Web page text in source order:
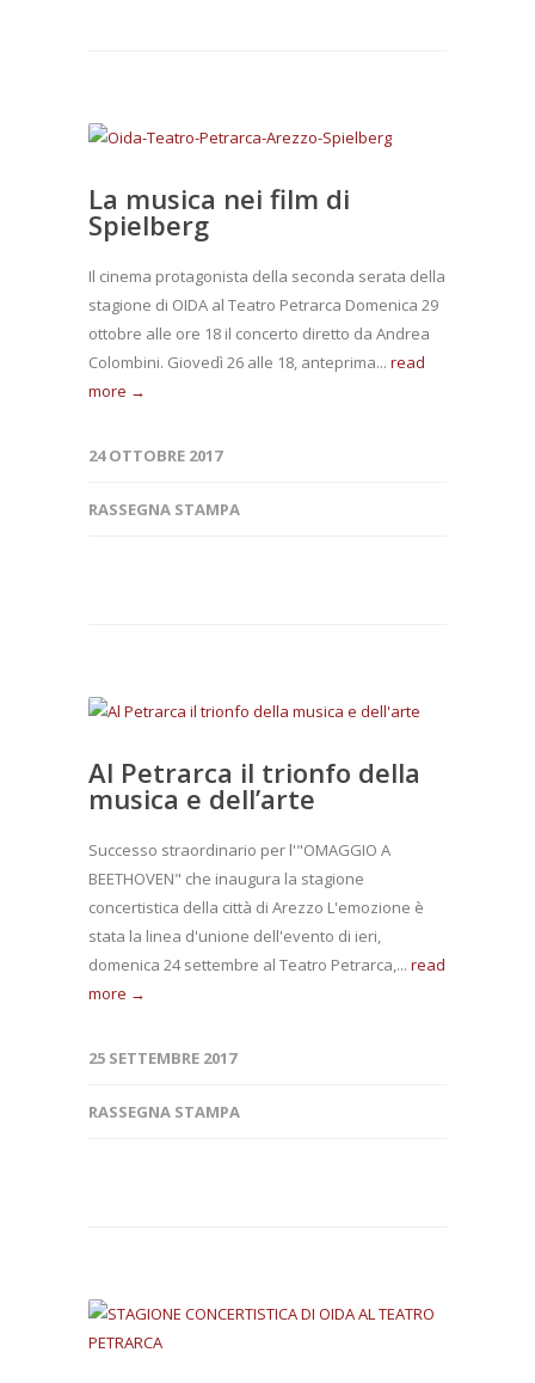
La musica nei film di
Spielberg
Il cinema protagonista della seconda serata della
stagione di OIDA al Teatro Petrarca Domenica 29
ottobre alle ore 18 il concerto diretto da Andrea
Colombini. Giovedì 26 alle 18, anteprima... read
more →
24 OTTOBRE 2017
RASSEGNA STAMPA
Al Petrarca il trionfo della
musica e dell’arte
Successo straordinario per l'"OMAGGIO A
BEETHOVEN" che inaugura la stagione
concertistica della città di Arezzo L'emozione è
stata la linea d'unione dell'evento di ieri,
domenica 24 settembre al Teatro Petrarca,... read
more →
25 SETTEMBRE 2017
RASSEGNA STAMPA